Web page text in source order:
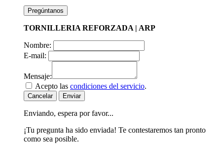
Pregúntanos
TORNILLERIA REFORZADA | ARP
Nombre:
E-mail:
Mensaje:
Acepto las condiciones del servicio.
Cancelar Enviar
Enviando, espera por favor...
¡Tu pregunta ha sido enviada! Te contestaremos tan pronto
como sea posible.